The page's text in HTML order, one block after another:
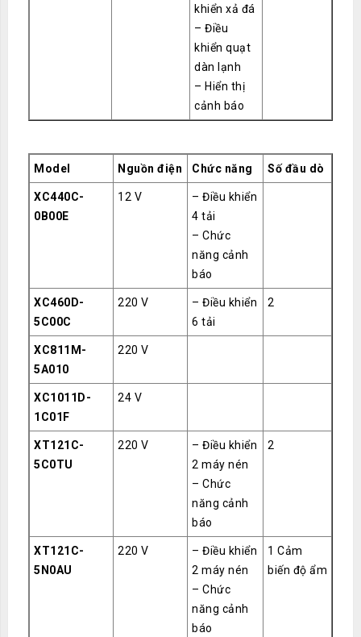
khiển xả đá
– Điều
khiển quạt
dàn lạnh
– Hiển thị
cảnh báo
Model Nguồn điện Chức năng Số đầu dò
XC440C-
0B00E
12 V
– Điều khiển
4 tải
– Chức
năng cảnh
báo
XC460D-
5C00C
220 V
– Điều khiển
6 tải
2
XC811M-
5A010
220 V
XC1011D-
1C01F
24 V
XT121C-
5C0TU
220 V
– Điều khiển
2 máy nén
– Chức
năng cảnh
báo
2
XT121C-
5N0AU
220 V
– Điều khiển
2 máy nén
– Chức
năng cảnh
báo
1 Cảm
biến độ ẩm